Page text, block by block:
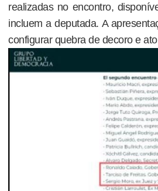
realizadas no encontro,
incluem a deputada. A
configurar quebra de decoro e